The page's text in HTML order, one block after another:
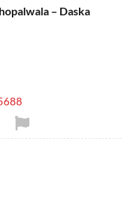
– Daska